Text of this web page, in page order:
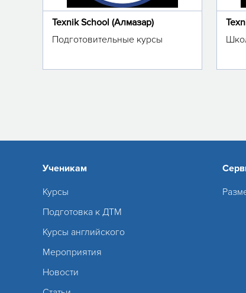
Texnik School (Алмазар)
Подготовительные курсы
Ученикам
Курсы
Подготовка к ДТМ
Курсы английского
Мероприятия
Новости